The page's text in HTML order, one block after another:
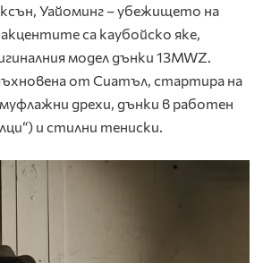
Уайоминг – убежището на
са каубойско яке,
модел дънки 13MWZ.
от Сиатъл, стартира на
дрехи, дънки в работен
и стилни тениски.